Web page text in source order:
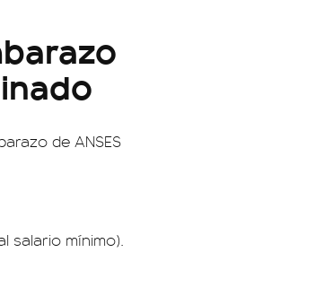
de ANSES
salario mínimo).